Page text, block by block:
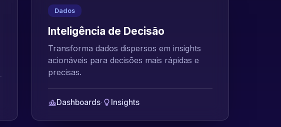
Dados
Inteligência de Decisão
Transforma dados dispersos em insights
acionáveis para decisões mais rápidas e
precisas.
Dashboards· Insights